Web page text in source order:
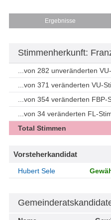
Ergebnisse
Stimmenherkunft:
...von 282 unveränderten
...von 371 veränderten VU-
...von 354 veränderten FBP-
...von 34 veränderten FL-
Total Stimmen
Vorsteherkandidat
Hubert Sele